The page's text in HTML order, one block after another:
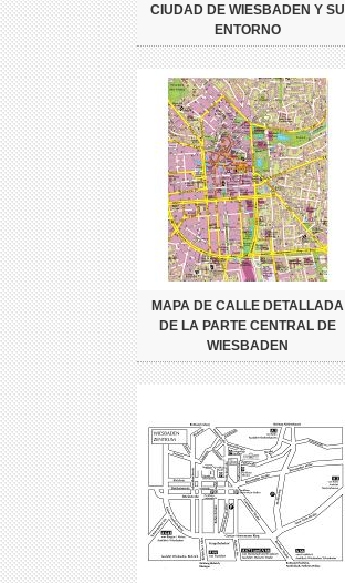
CIUDAD DE WIESBADEN Y SU
ENTORNO
MAPA DE CALLE DETALLADA
DE LA PARTE CENTRAL DE
WIESBADEN